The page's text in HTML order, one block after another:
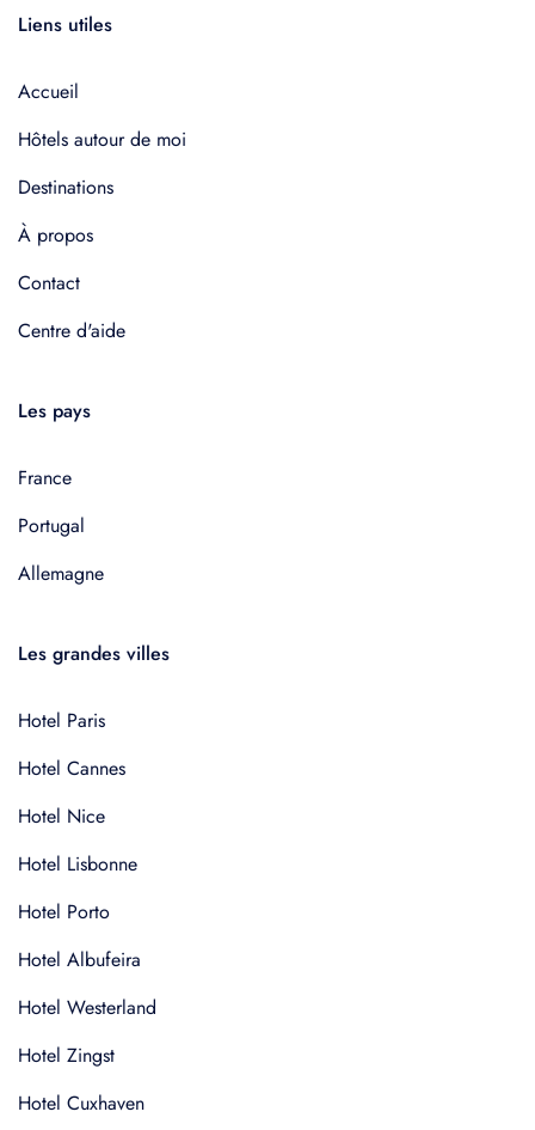
Liens utiles
Accueil
Hôtels autour de moi
Destinations
À propos
Contact
Centre d'aide
Les pays
France
Portugal
Allemagne
Les grandes villes
Hotel Paris
Hotel Cannes
Hotel Nice
Hotel Lisbonne
Hotel Porto
Hotel Albufeira
Hotel Westerland
Hotel Zingst
Hotel Cuxhaven